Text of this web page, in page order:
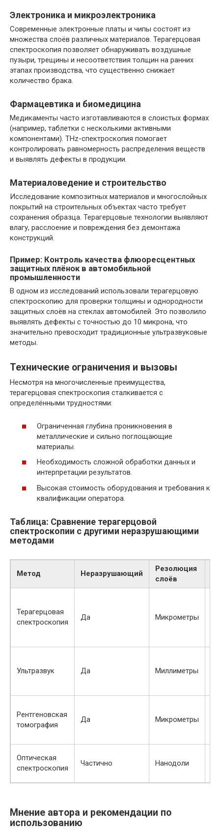
Электроника и микроэлектроника
Современные электронные платы и чипы состоят из
множества слоёв различных материалов. Терагерцовая
спектроскопия позволяет обнаруживать воздушные
пузыри, трещины и несоответствия толщин на ранних
этапах производства, что существенно снижает
количество брака.
Фармацевтика и биомедицина
Медикаменты часто изготавливаются в слоистых формах
(например, таблетки с несколькими активными
компонентами). THz-спектроскопия помогает
контролировать равномерность распределения веществ
и выявлять дефекты в продукции.
Материаловедение и строительство
Исследование композитных материалов и многослойных
покрытий на строительных объектах часто требует
сохранения образца. Терагерцовые технологии выявляют
влагу, расслоение и повреждения без демонтажа
конструкций.
Пример: Контроль качества флюоресцентных
защитных плёнок в автомобильной
промышленности
В одном из исследований использовали терагерцовую
спектроскопию для проверки толщины и однородности
защитных слоёв на стеклах автомобилей. Это позволило
выявлять дефекты с точностью до 10 микрона, что
значительно превосходит традиционные ультразвуковые
методы.
Технические ограничения и вызовы
Несмотря на многочисленные преимущества,
терагерцовая спектроскопия сталкивается с
определёнными трудностями:
Ограниченная глубина проникновения в
металлические и сильно поглощающие
материалы.
Необходимость сложной обработки данных и
интерпретации результатов.
Высокая стоимость оборудования и требования к
квалификации оператора.
Таблица: Сравнение терагерцовой
спектроскопии с другими неразрушающими
методами
Метод Неразрушающий
Резолюция
слоёв
Терагерцовая
спектроскопия
Да Микрометры
Ультразвук Да Миллиметры
Рентгеновская
томография
Да Микрометры
Оптическая
спектроскопия
Частично Нанодоли
Мнение автора и рекомендации по
использованию